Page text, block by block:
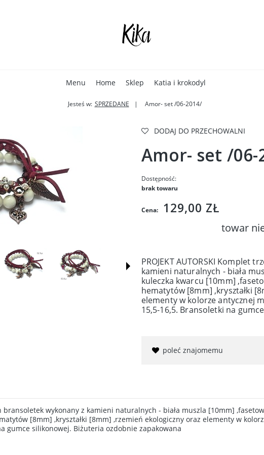
Menu Home Sklep Katia i krokodyl
Jesteś w: SPRZEDANE Amor- set /06-2014/
DODAJ DO PRZECHOWALNI
Amor- set /06-
Dostępność:
brak towaru
Cena: 129,00 ZŁ
towar
PROJEKT AUTORSKI Komplet
kamieni naturalnych - biała
kuleczka kwarcu [10mm]
hematytów [8mm] ,kryształki
elementy w kolorze antycznej
15,5-16,5. Bransoletki na
poleć znajomemu
bransoletek wykonany z kamieni naturalnych - biała muszla [10mm]
[8mm] ,kryształki [8mm] ,rzemień ekologiczny oraz elementy w
gumce silikonowej. Biżuteria ozdobnie zapakowana